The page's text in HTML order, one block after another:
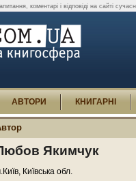
коментарі і відповіді на сайті
АВТОРИ КНИГАРНІ
Якимчук
Київська обл.